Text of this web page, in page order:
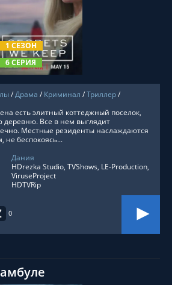
1 СЕЗОН
6 СЕРИЯ
СМОТРЕТЬ ОНЛАЙН
/Драма / Криминал /Триллер/
0
есть элитный коттеджный поселок,
деревню. Все в нем выглядит
Местные резиденты наслаждаются
не беспокоясь...
Дания
HDrezka Studio, TVShows, LE-Production,
ViruseProject
HDTVRip